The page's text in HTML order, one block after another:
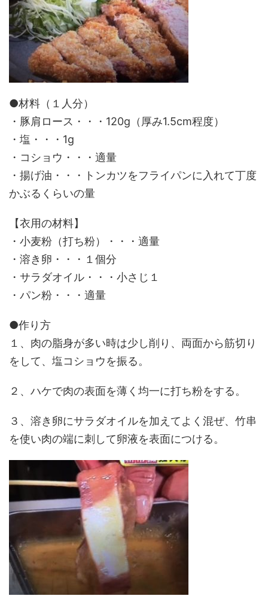
●材料（１人分）
・豚肩ロース・・・120g（厚み1.5cm程度）
・塩・・・1g
・コショウ・・・適量
・揚げ油・・・トンカツをフライパンに入れて丁度
かぶるくらいの量
【衣用の材料】
・小麦粉（打ち粉）・・・適量
・溶き卵・・・１個分
・サラダオイル・・・小さじ１
・パン粉・・・適量
●作り方
１、肉の脂身が多い時は少し削り、両面から筋切り
をして、塩コショウを振る。
２、ハケで肉の表面を薄く均一に打ち粉をする。
３、溶き卵にサラダオイルを加えてよく混ぜ、竹串
を使い肉の端に刺して卵液を表面につける。